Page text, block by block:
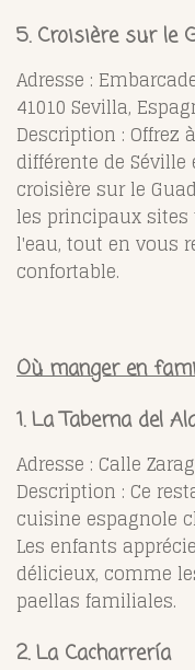
5. Croisière sur le
Adresse :
41010 Sevilla,
Description : Offrez
différente de
croisière sur le
les principaux
l'eau, tout en vous
confortable.
Où manger en
1. La Taberna del
Adresse : Calle
Description : Ce
cuisine espagnole
Les enfants
délicieux, comme
paellas familiales.
2. La Cacharrería